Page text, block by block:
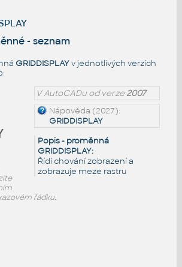
- seznam
GRIDDISPLAYv jednotlivých verzích
V AutoCADu od verze2007
Nápověda (2027):
GRIDDISPLAY
Popis - proměnná
GRIDDISPLAY:
Řídí chování zobrazení a
zobrazuje meze rastru
řádku.